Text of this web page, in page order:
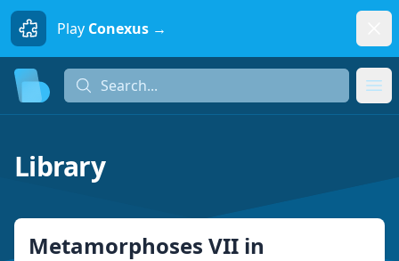
Play Conexus →
Search...
Library
Metamorphoses VII in